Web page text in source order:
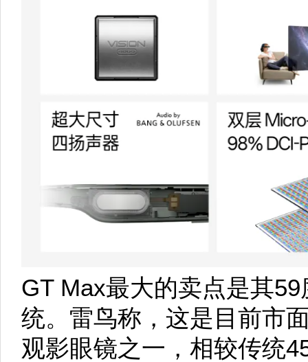
GT Max最大的卖点是其
统。雷鸟称，这是目前市
观影眼镜之一，相较传统